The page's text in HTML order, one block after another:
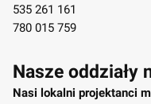
535 261 161
780 015 759
Nasze oddziały
Nasi lokalni projektanci